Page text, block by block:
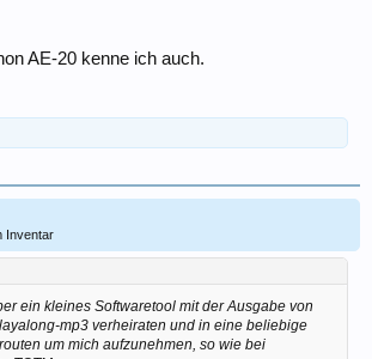
AE-20 kenne ich auch.
Inventar
ein kleines Softwaretool mit der Ausgabe von
mp3 verheiraten und in eine beliebige
um mich aufzunehmen, so wie bei